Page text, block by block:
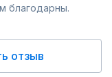
благодарны.
отзыв